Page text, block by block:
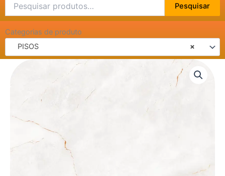
por:
Pesquisar
Categorias de produto
×
PISOS
ACETINADO
83X83